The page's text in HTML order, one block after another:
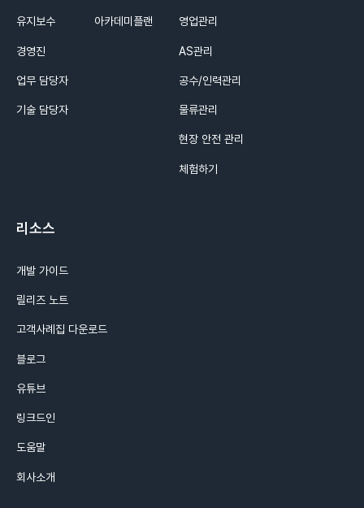
유지보수
경영진
업무 담당자
기술 담당자
아카데미플랜 영업관리
AS관리
공수/인력관리
물류관리
현장 안전 관리
체험하기
리소스
개발 가이드
릴리즈 노트
고객사례집 다운로드
블로그
유튜브
링크드인
도움말
회사소개